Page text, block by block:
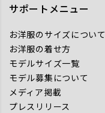
サポートメニュー
お洋服のサイズについて
お洋服の着せ方
モデルサイズ一覧
モデル募集について
メディア掲載
プレスリリース